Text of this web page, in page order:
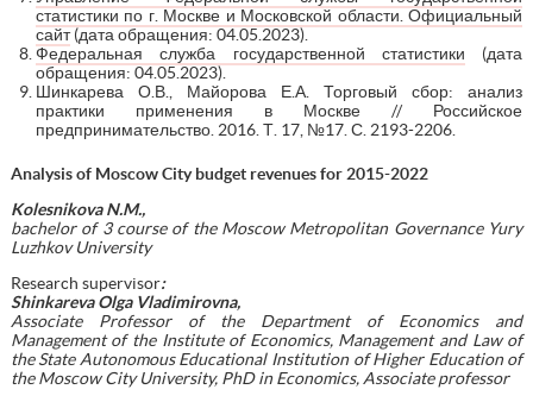
статистики по г. Москве и Московской области. Официальный
сайт(дата обращения: 04.05.2023).
Федеральная служба государственной статистики (дата
обращения: 04.05.2023).
Шинкарева О.В., Майорова Е.А. Торговый сбор: анализ
практики применения в Москве // Российское
предпринимательство. 2016. Т. 17, №17. С. 2193-2206.
Analysis of Moscow City budget revenues for 2015-2022
Kolesnikova N.M.,
bachelor of 3 course of the Moscow Metropolitan Governance Yury
Luzhkov University
Research supervisor:
Shinkareva Olga Vladimirovna,
Associate Professor of the Department of Economics and
Management of the Institute of Economics, Management and Law of
the State Autonomous Educational Institution of Higher Education of
the Moscow City University, PhD in Economics, Associate professor